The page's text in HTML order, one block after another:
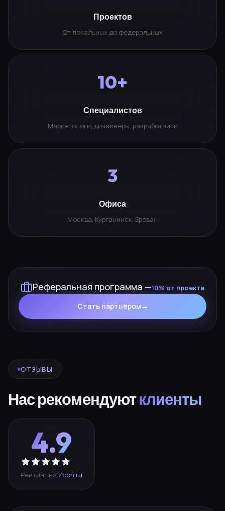
Проектов
От локальных до федеральных
10+
Специалистов
Маркетологи, дизайнеры, разработчики
3
Офиса
Москва, Курганинск, Ереван
Реферальная программа —10% от проекта
Стать партнёром →
ОТЗЫВЫ
Нас рекомендуютклиенты
4.9
Рейтинг на Zoon.ru